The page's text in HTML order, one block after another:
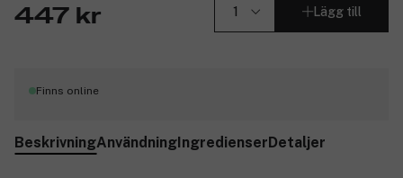
447 kr Lägg till
Finns online
BeskrivningAnvändningIngredienserDetaljer